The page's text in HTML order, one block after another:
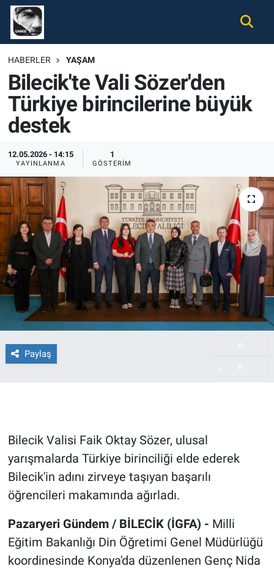
HABERLER YAŞAM
Bilecik'te Vali Sözer'den
Türkiye birincilerine büyük
destek
12.05.2026 - 14:15
YAYINLANMA
1
GÖSTERIM
Paylaş
Bilecik Valisi Faik Oktay Sözer, ulusal
yarışmalarda Türkiye birinciliği elde ederek
Bilecik'in adını zirveye taşıyan başarılı
öğrencileri makamında ağırladı.
Pazaryeri Gündem / BİLECİK (İGFA) - Milli
Eğitim Bakanlığı Din Öğretimi Genel Müdürlüğü
koordinesinde Konya'da düzenlenen Genç Nida
Gündem
Ekonomi
Spor
Tüm Haberler
İletişim
Künye
Nöbetçi Eczaneler
Hava Durumu
Namaz Vakitleri
Süper Lig Puan Durumu ve Fikstür
Tüm Manşetler
Son Dakika Haberleri
Haber Arşivi